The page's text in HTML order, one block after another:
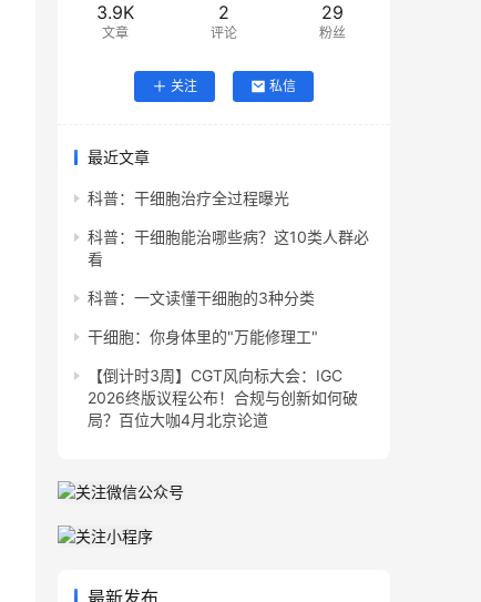
3.9K
文章
2
评论
29
粉丝
关注 私信
最近文章
科普：干细胞治疗全过程曝光
科普：干细胞能治哪些病？这10类人群必
看
科普：一文读懂干细胞的3种分类
干细胞：你身体里的"万能修理工"
【倒计时3周】CGT风向标大会：IGC
2026终版议程公布！合规与创新如何破
局？百位大咖4月北京论道